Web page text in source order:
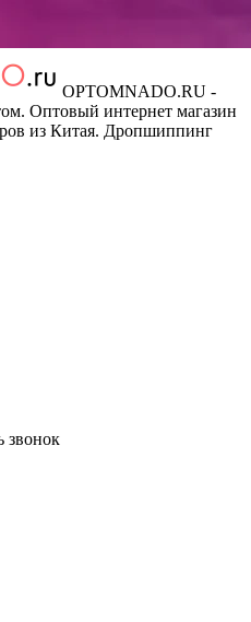
OPTOMNADO.RU -
Оптовый интернет магазин
из Китая. Дропшиппинг
звонок